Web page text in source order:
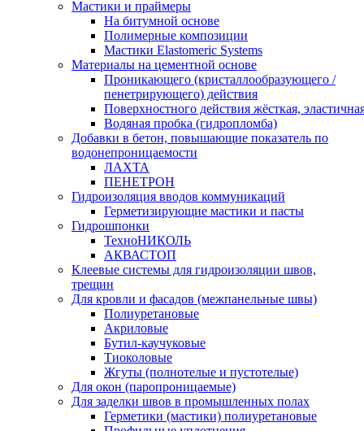
Мастики и праймеры
На битумной основе
Полимерные композиции
Мастики Elastomeric Systems
Материалы на цементной основе
Проникающего (кристаллообразующего /
пенетрирующего) действия
Поверхностного действия жёсткая,
Водяная пробка (гидропломба)
Добавки в бетон, повышающие показатель по
водонепроницаемости
ЛАХТА
ПЕНЕТРОН
Гидроизоляция вводов коммуникаций
Герметизирующие мастики и пасты
Гидрошпонки
ТехноНИКОЛЬ
АКВАСТОП
Клеевые системы для гидроизоляции швов,
трещин
Для кровли и фасадов (межпанельные швы)
Полиуретановые
Акриловые
Бутил-каучуковые
Тиоколовые
Жгуты (полнотелые и пустотелые)
Для окон (паропроницаемые)
Для заделки швов в промышленных полах
Герметики (мастики) полиуретановые